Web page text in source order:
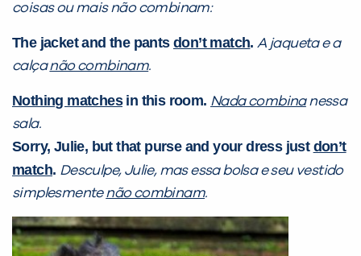
coisas ou maisnão combinam:
The jacket and the pants don’t match. A jaqueta e a
calçanão combinam.
Nothing matchesin this room. Nada combinanessa
sala.
Sorry, Julie, but that purse and your dress just don’t
match. Desculpe, Julie, mas essa bolsa e seu vestido
simplesmentenão combinam.